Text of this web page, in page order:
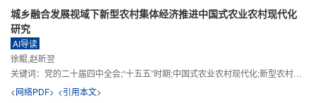
城乡融合发展视域下新型农村集体经济推进中国式农业农村现代化
研究
AI导读
徐鲲,赵昕翌
关键词： 党的二十届四中全会;“十五五”时期;中国式农业农村现代化;新型农村集体经济;城乡融合发展;新质生产力
<网络PDF> <引用本文>